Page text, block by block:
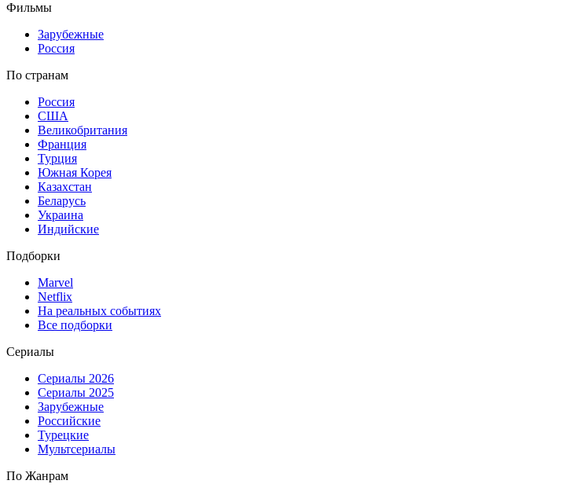
Фильмы
Зарубежные
Россия
По странам
Россия
США
Великобритания
Франция
Турция
Южная Корея
Казахстан
Беларусь
Украина
Индийские
Подборки
Marvel
Netflix
На реальных событиях
Все подборки
Сериалы
Сериалы 2026
Сериалы 2025
Зарубежные
Российские
Турецкие
Мультсериалы
По Жанрам